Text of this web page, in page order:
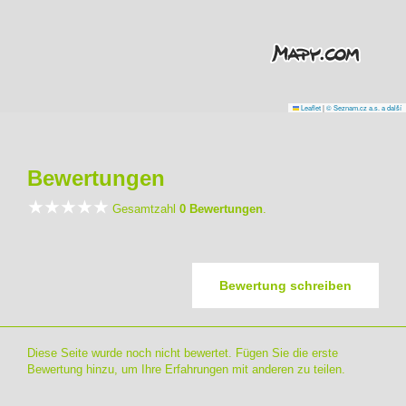
Leaflet|© Seznam.cz a.s. a další
Bewertungen
Gesamtzahl 0 Bewertungen
Bewertung schreiben
Diese Seite wurde noch nicht bewertet. Fügen Sie die erste
Bewertung hinzu, um Ihre Erfahrungen mit anderen zu teilen.